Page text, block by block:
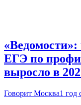
ЕГЭ по
выросло в
Говорит Москва1 год